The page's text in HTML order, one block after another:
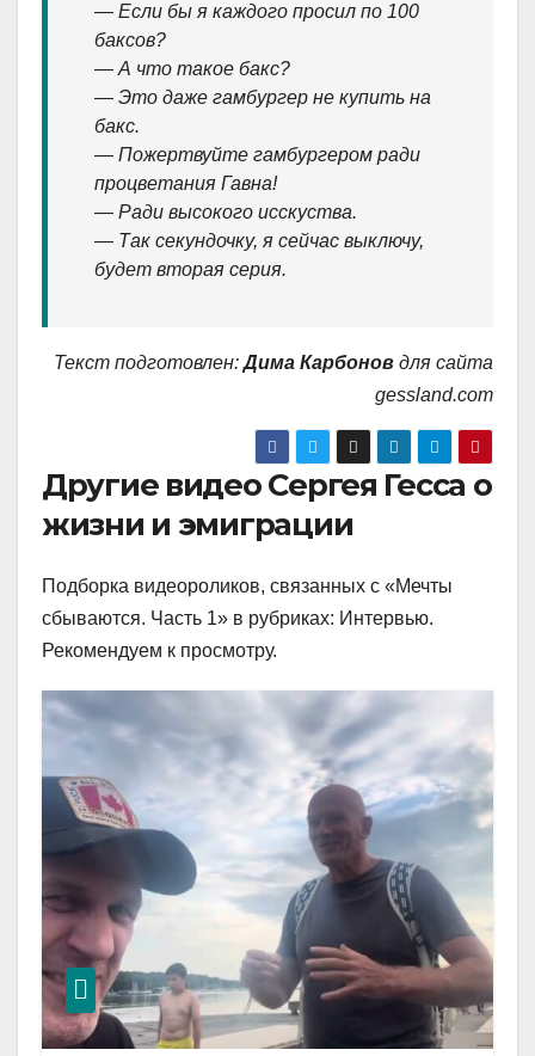
— Если бы я каждого просил по 100
баксов?
— А что такое бакс?
— Это даже гамбургер не купить на
бакс.
— Пожертвуйте гамбургером ради
процветания Гавна!
— Ради высокого исскуства.
— Так секундочку, я сейчас выключу,
будет вторая серия.
Текст подготовлен:Дима Карбонов для сайта
gessland.com
Другие видео Сергея Гесса о
жизни и эмиграции
Подборка видеороликов, связанных с «Мечты
сбываются. Часть 1» в рубриках: Интервью.
Рекомендуем к просмотру.